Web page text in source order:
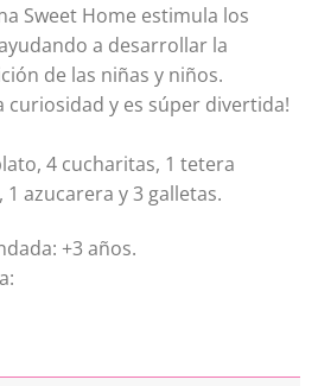
Sweet Home estimula los
a desarrollar la
de las niñas y niños.
curiosidad y es súper divertida!
4 cucharitas, 1 tetera
azucarera y 3 galletas.
+3 años.